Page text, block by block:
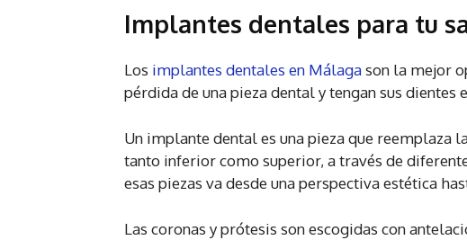
Implantes dentales para tu
Los implantes dentales en Málagason la mejor
pérdida de una pieza dental y tengan sus dientes
Un implante dental es una pieza que reemplaza
tanto inferior como superior, a través de
esas piezas va desde una perspectiva estética
Las coronas y prótesis son escogidas con